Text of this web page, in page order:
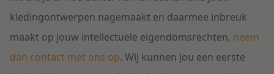
kledingontwerpen nagemaakt en daarmee inbreuk
maakt op jouw intellectuele eigendomsrechten, neem
dan contact met ons op. Wij kunnen jou een eerste